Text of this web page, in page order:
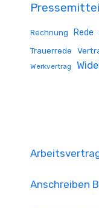
Rechnung Rede
Trauerrede
Werkvertrag
Anschreiben